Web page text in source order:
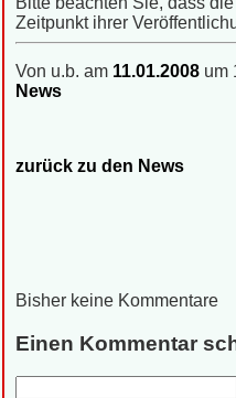
Zeitpunkt ihrer
Von u.b. am 11.01.2008 um
News
zurück zu den News
Bisher keine Kommentare
Einen Kommentar